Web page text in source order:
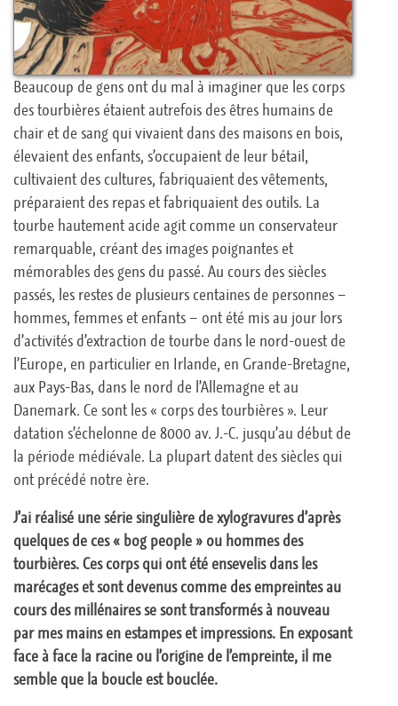
Beaucoup de gens ont du mal à imaginer que les corps
des tourbières étaient autrefois des êtres humains de
chair et de sang qui vivaient dans des maisons en bois,
élevaient des enfants, s’occupaient de leur bétail,
cultivaient des cultures, fabriquaient des vêtements,
préparaient des repas et fabriquaient des outils. La
tourbe hautement acide agit comme un conservateur
remarquable, créant des images poignantes et
mémorables des gens du passé. Au cours des siècles
passés, les restes de plusieurs centaines de personnes –
hommes, femmes et enfants – ont été mis au jour lors
d’activités d’extraction de tourbe dans le nord-ouest de
l’Europe, en particulier en Irlande, en Grande-Bretagne,
aux Pays-Bas, dans le nord de l’Allemagne et au
Danemark. Ce sont les « corps des tourbières ». Leur
datation s’échelonne de 8000 av. J.-C. jusqu’au début de
la période médiévale. La plupart datent des siècles qui
ont précédé notre ère.
J’ai réalisé une série singulière de xylogravures d’après
quelques de ces « bog people » ou hommes des
tourbières. Ces corps qui ont été ensevelis dans les
marécages et sont devenus comme des empreintes au
cours des millénaires se sont transformés à nouveau
par mes mains en estampes et impressions. En exposant
face à face la racine ou l’origine de l’empreinte, il me
semble que la boucle est bouclée.